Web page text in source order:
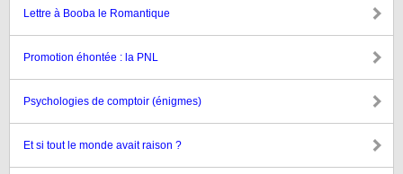
Lettre à Booba le Romantique
Promotion éhontée : la PNL
Psychologies de comptoir (énigmes)
Et si tout le monde avait raison ?